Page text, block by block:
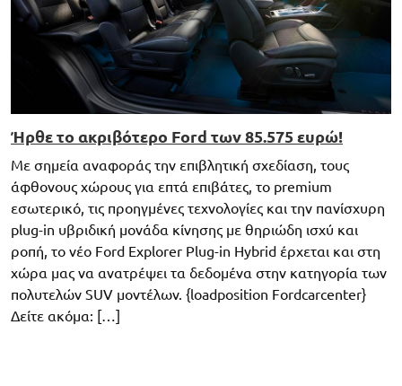
Ήρθε το ακριβότερο Ford των 85.575 ευρώ!
Με σημεία αναφοράς την επιβλητική σχεδίαση, τους
άφθονους χώρους για επτά επιβάτες, το premium
εσωτερικό, τις προηγμένες τεχνολογίες και την πανίσχυρη
plug-in υβριδική μονάδα κίνησης με θηριώδη ισχύ και
ροπή, το νέο Ford Explorer Plug-in Hybrid έρχεται και στη
χώρα μας να ανατρέψει τα δεδομένα στην κατηγορία των
πολυτελών SUV μοντέλων. {loadposition Fordcarcenter}
Δείτε ακόμα: […]